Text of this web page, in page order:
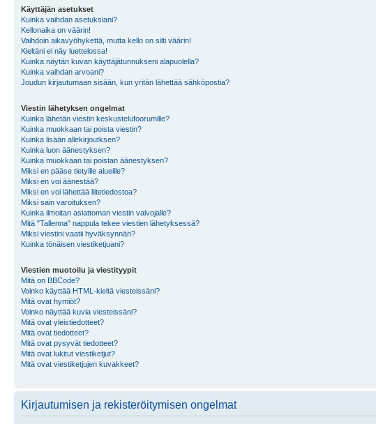
Käyttäjän asetukset
Kuinka vaihdan asetuksiani?
Kellonaika on väärin!
Vaihdoin aikavyöhykettä, mutta kello on silti väärin!
Kieltäni ei näy luettelossa!
Kuinka näytän kuvan käyttäjätunnukseni alapuolella?
Kuinka vaihdan arvoani?
Joudun kirjautumaan sisään, kun yritän lähettää sähköpostia?
Viestin lähetyksen ongelmat
Kuinka lähetän viestin keskustelufoorumille?
Kuinka muokkaan tai poista viestin?
Kuinka lisään allekirjoutksen?
Kuinka luon äänestyksen?
Kuinka muokkaan tai poistan äänestyksen?
Miksi en pääse tietyille alueille?
Miksi en voi äänestää?
Miksi en voi lähettää liitetiedostoa?
Miksi sain varoituksen?
Kuinka ilmoitan asiattoman viestin valvojalle?
Mitä "Tallenna" nappula tekee viestien lähetyksessä?
Miksi viestini vaatii hyväksynnän?
Kuinka tönäisen viestiketjuani?
Viestien muotoilu ja viestityypit
Mitä on BBCode?
Voinko käyttää HTML-kieltä viesteissäni?
Mitä ovat hymiöt?
Voinko näyttää kuvia viesteissäni?
Mitä ovat yleistiedotteet?
Mitä ovat tiedotteet?
Mitä ovat pysyvät tiedotteet?
Mitä ovat lukitut viestiketjut?
Mitä ovat viestiketjujen kuvakkeet?
Kirjautumisen ja rekisteröitymisen ongelmat